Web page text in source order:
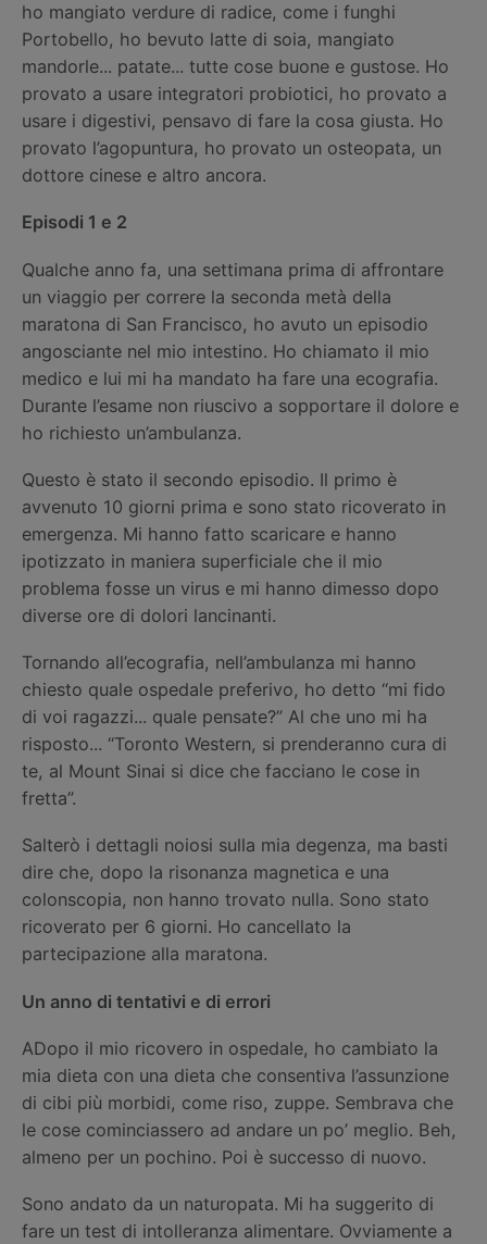
ho mangiato verdure di radice, come i funghi
Portobello, ho bevuto latte di soia, mangiato
mandorle... patate... tutte cose buone e gustose. Ho
provato a usare integratori probiotici, ho provato a
usare i digestivi, pensavo di fare la cosa giusta. Ho
provato l’agopuntura, ho provato un osteopata, un
dottore cinese e altro ancora.
Episodi 1 e 2
Qualche anno fa, una settimana prima di affrontare
un viaggio per correre la seconda metà della
maratona di San Francisco, ho avuto un episodio
angosciante nel mio intestino. Ho chiamato il mio
medico e lui mi ha mandato ha fare una ecografia.
Durante l’esame non riuscivo a sopportare il dolore e
ho richiesto un’ambulanza.
Questo è stato il secondo episodio. Il primo è
avvenuto 10 giorni prima e sono stato ricoverato in
emergenza. Mi hanno fatto scaricare e hanno
ipotizzato in maniera superficiale che il mio
problema fosse un virus e mi hanno dimesso dopo
diverse ore di dolori lancinanti.
Tornando all’ecografia, nell’ambulanza mi hanno
chiesto quale ospedale preferivo, ho detto “mi fido
di voi ragazzi... quale pensate?” Al che uno mi ha
risposto... “Toronto Western, si prenderanno cura di
te, al Mount Sinai si dice che facciano le cose in
fretta”.
Salterò i dettagli noiosi sulla mia degenza, ma basti
dire che, dopo la risonanza magnetica e una
colonscopia, non hanno trovato nulla. Sono stato
ricoverato per 6 giorni. Ho cancellato la
partecipazione alla maratona.
Un anno di tentativi e di errori
ADopo il mio ricovero in ospedale, ho cambiato la
mia dieta con una dieta che consentiva l’assunzione
di cibi più morbidi, come riso, zuppe. Sembrava che
le cose cominciassero ad andare un po’ meglio. Beh,
almeno per un pochino. Poi è successo di nuovo.
Sono andato da un naturopata. Mi ha suggerito di
fare un test di intolleranza alimentare. Ovviamente a